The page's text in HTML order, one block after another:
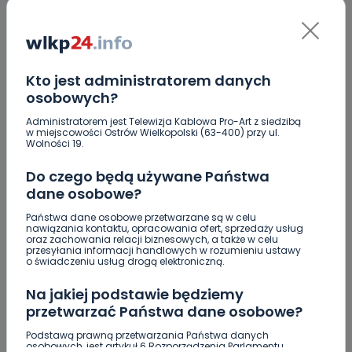
Kto jest administratorem danych
osobowych?
Administratorem jest Telewizja Kablowa Pro-Art z siedzibą
w miejscowości Ostrów Wielkopolski (63-400) przy ul.
Wolności 19.
Do czego będą używane Państwa
dane osobowe?
Państwa dane osobowe przetwarzane są w celu
nawiązania kontaktu, opracowania ofert, sprzedaży usług
oraz zachowania relacji biznesowych, a także w celu
przesyłania informacji handlowych w rozumieniu ustawy
o świadczeniu usług drogą elektroniczną.
Na jakiej podstawie będziemy
przetwarzać Państwa dane osobowe?
Podstawą prawną przetwarzania Państwa danych
osobowych, jest artykuł 6 Rozporządzenia Parlamentu
Skomentuj ten wpis jako pierwszy!
Wiadomość